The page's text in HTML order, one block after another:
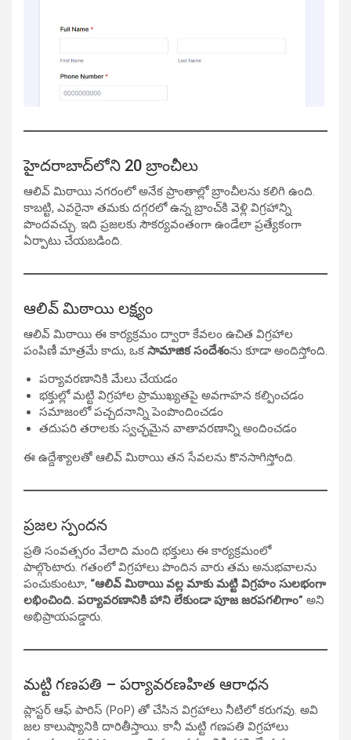
హైదరాబాద్‌లోని 20 బ్రాంచీలు
ఆలివ్ మిఠాయి నగరంలో అనేక ప్రాంతాల్లో బ్రాంచీలను కలిగి ఉంది.
కాబట్టి, ఎవరైనా తమకు దగ్గరలో ఉన్న బ్రాంచ్‌కి వెళ్లి విగ్రహాన్ని
పొందవచ్చు. ఇది ప్రజలకు సౌకర్యవంతంగా ఉండేలా ప్రత్యేకంగా
ఏర్పాటు చేయబడింది.
ఆలివ్ మిఠాయి లక్ష్యం
ఆలివ్ మిఠాయి ఈ కార్యక్రమం ద్వారా కేవలం ఉచిత విగ్రహాల
పంపిణీ మాత్రమే కాదు, ఒకసామాజిక సందేశంను కూడా అందిస్తోంది.
పర్యావరణానికి మేలు చేయడం
భక్తుల్లో మట్టి విగ్రహాల ప్రాముఖ్యతపై అవగాహన కల్పించడం
సమాజంలో పచ్చదనాన్ని పెంపొందించడం
తదుపరి తరాలకు స్వచ్ఛమైన వాతావరణాన్ని అందించడం
ఈ ఉద్దేశ్యాలతో ఆలివ్ మిఠాయి తన సేవలను కొనసాగిస్తోంది.
ప్రజల స్పందన
ప్రతి సంవత్సరం వేలాది మంది భక్తులు ఈ కార్యక్రమంలో
పాల్గొంటారు. గతంలో విగ్రహాలు పొందిన వారు తమ అనుభవాలను
పంచుకుంటూ, “ఆలివ్ మిఠాయి వల్ల మాకు మట్టి విగ్రహం సులభంగా
లభించింది. పర్యావరణానికి హాని లేకుండా పూజ జరపగలిగాం” అని
అభిప్రాయపడ్డారు.
మట్టి గణపతి – పర్యావరణహిత ఆరాధన
ప్లాస్టర్ ఆఫ్ పారిస్ (PoP) తో చేసిన విగ్రహాలు నీటిలో కరుగవు. అవి
జల కాలుష్యానికి దారితీస్తాయి. కానీ మట్టి గణపతి విగ్రహాలు